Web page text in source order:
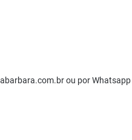
ou por Whatsapp